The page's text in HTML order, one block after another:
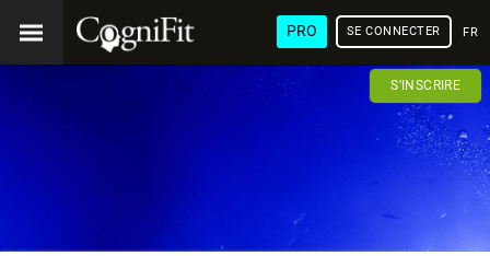
PRO SE CONNECTER
S'INSCRIRE